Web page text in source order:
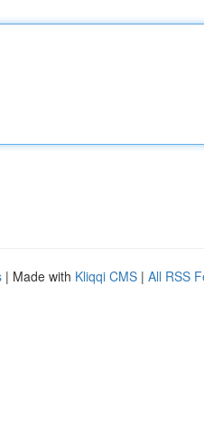
| Made with Kliqqi CMS | All RSS